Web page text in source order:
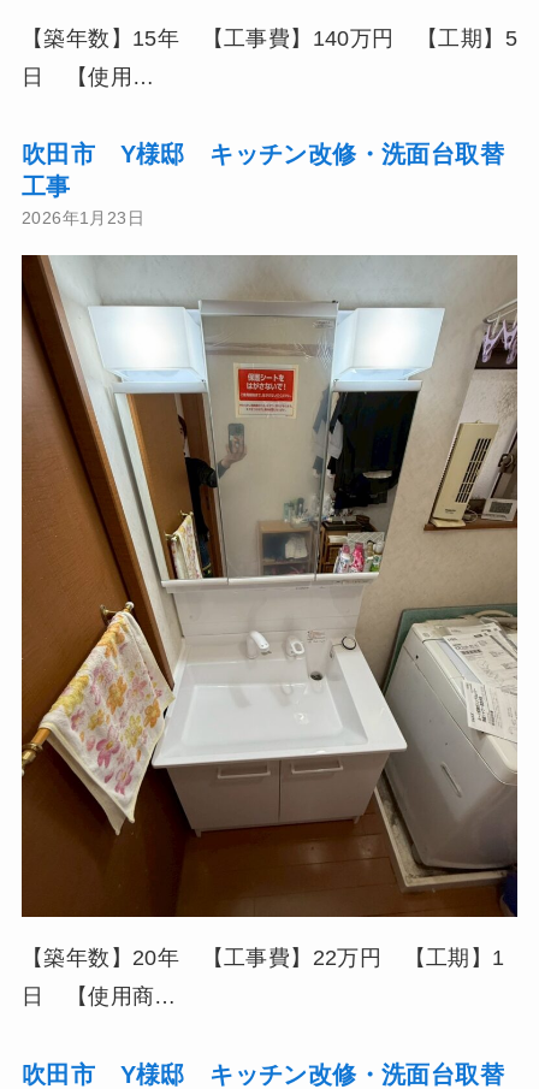
【築年数】15年 【工事費】140万円 【工期】5
日 【使用…
吹田市 Y様邸 キッチン改修・洗面台取替
工事
2026年1月23日
【築年数】20年 【工事費】22万円 【工期】1
日 【使用商…
吹田市 Y様邸 キッチン改修・洗面台取替